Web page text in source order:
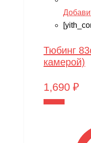
Тюбинг
камерой)
1,690 ₽